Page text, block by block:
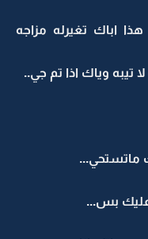
اباك تغيرله مزاجه
تيبه وياك اذا تم جي..
ماتستحي...
عليك بس...